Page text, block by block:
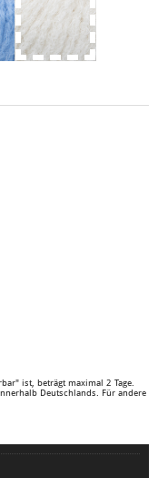
ist, beträgt maximal 2 Tage.
Deutschlands. Für andere